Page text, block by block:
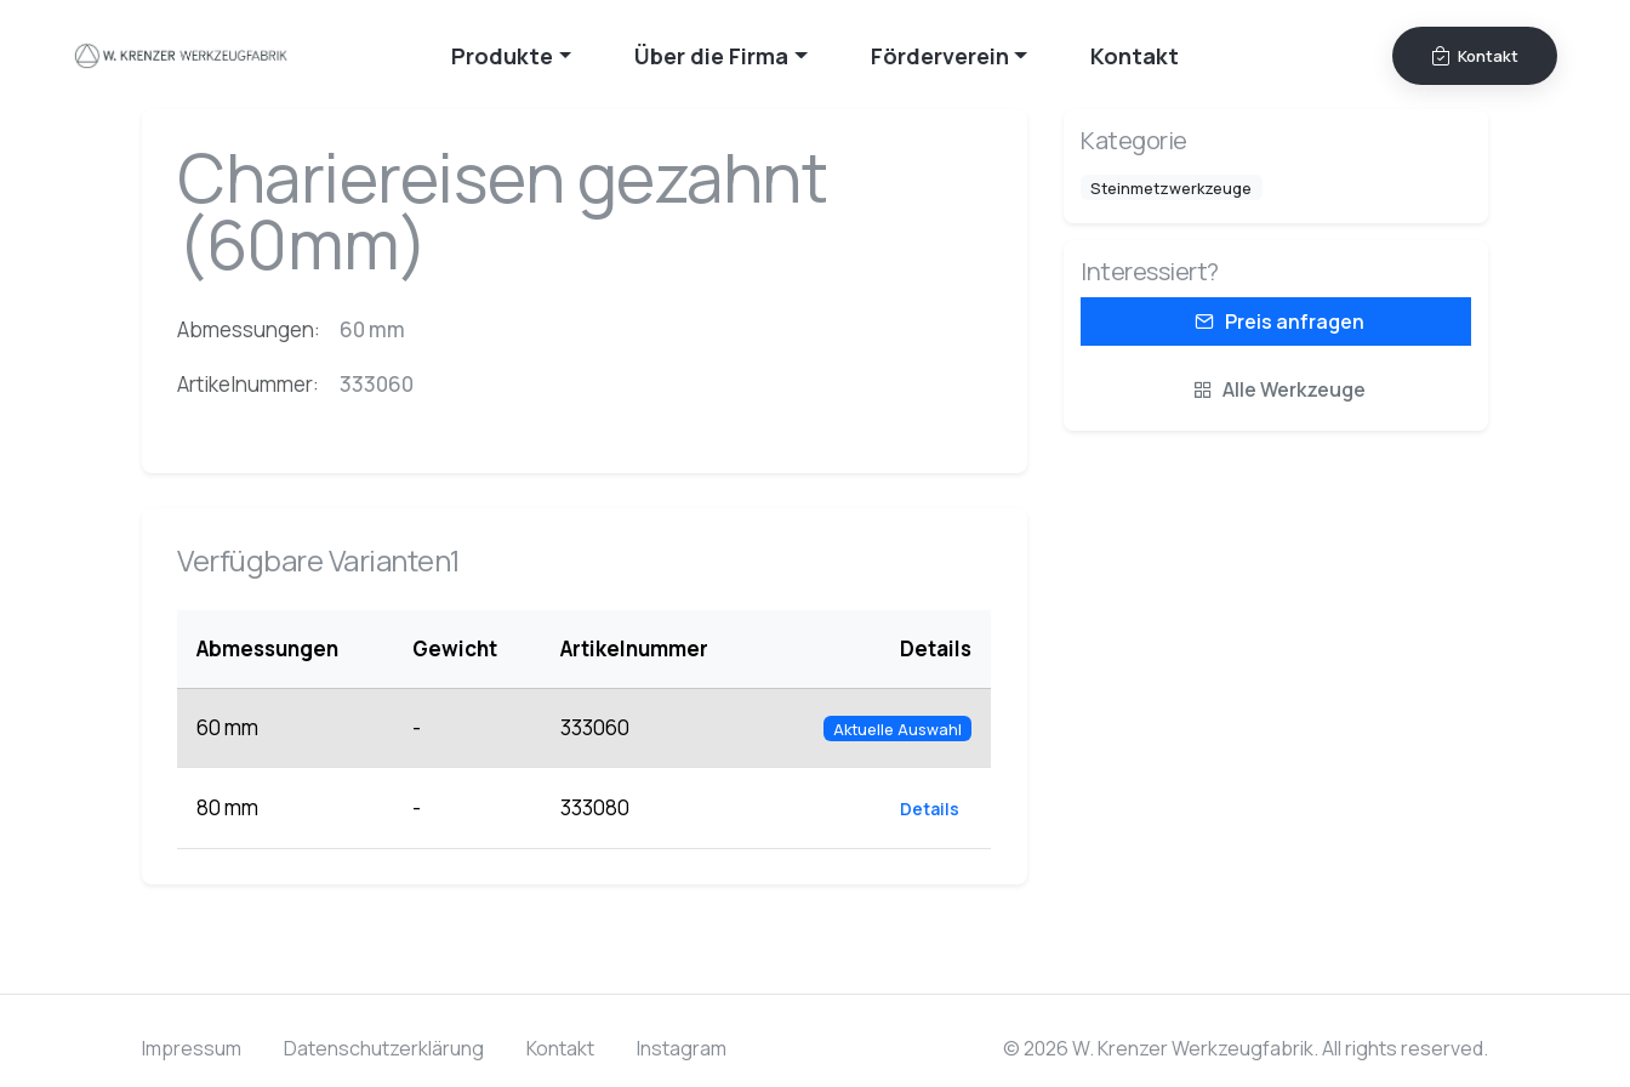
Produkte Über die Firma Förderverein Kontakt Kontakt
Chariereisen gezahnt
(60mm)
Abmessungen:
60 mm
Artikelnummer:
333060
Verfügbare Varianten1
Abmessungen Gewicht Artikelnummer Details
60 mm - 333060 Aktuelle Auswahl
80 mm - 333080 Details
Kategorie
Steinmetzwerkzeuge
Interessiert?
Preis anfragen
Alle Werkzeuge
Impressum Datenschutzerklärung Kontakt Instagram © 2026 W. Krenzer Werkzeugfabrik. All rights reserved.